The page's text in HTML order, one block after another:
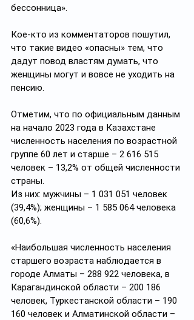
бессонница».
Кое-кто из комментаторов пошутил,
что такие видео «опасны» тем, что
дадут повод властям думать, что
женщины могут и вовсе не уходить на
пенсию.
Отметим, что по официальным данным
на начало 2023 года в Казахстане
численность населения по возрастной
группе 60 лет и старше – 2 616 515
человек – 13,2% от общей численности
страны.
Из них: мужчины – 1 031 051 человек
(39,4%); женщины – 1 585 064 человека
(60,6%).
«Наибольшая численность населения
старшего возраста наблюдается в
городе Алматы – 288 922 человека, в
Карагандинской области – 200 186
человек, Туркестанской области – 190
160 человек и Алматинской области –